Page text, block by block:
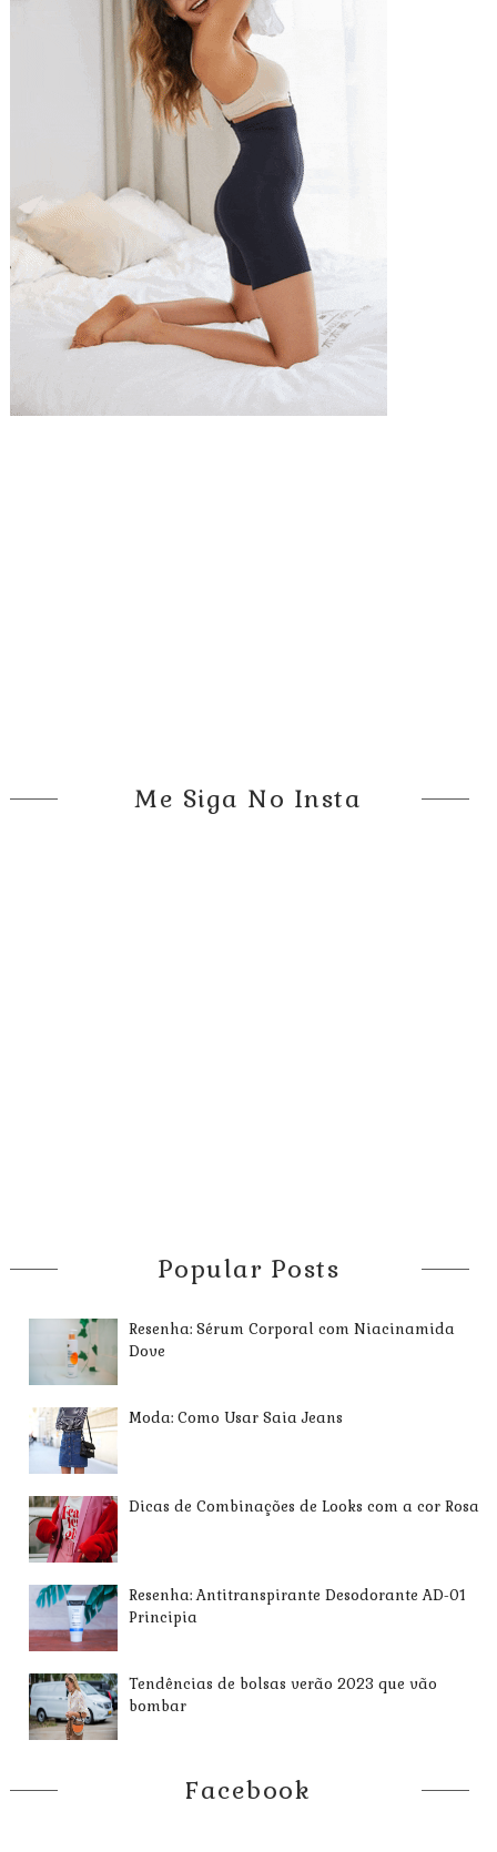
Me Siga No Insta
Popular Posts
Resenha: Sérum Corporal com Niacinamida
Dove
Moda: Como Usar Saia Jeans
Dicas de Combinações de Looks com a cor Rosa
Resenha: Antitranspirante Desodorante AD-01
Principia
Tendências de bolsas verão 2023 que vão
bombar
Facebook